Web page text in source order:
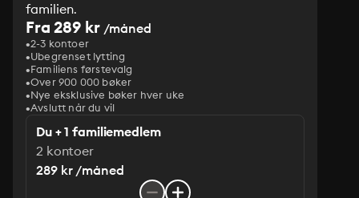
familien.
Fra 289 kr/måned
2-3 kontoer
Ubegrenset lytting
Familiens førstevalg
Over 900 000 bøker
Nye eksklusive bøker hver uke
Avslutt når du vil
Du + 1 familiemedlem
2 kontoer
289 kr /måned